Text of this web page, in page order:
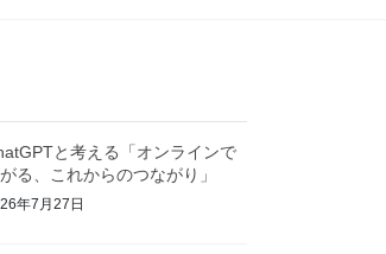
と考える「オンラインで
る、これからのつながり」
年7月27日